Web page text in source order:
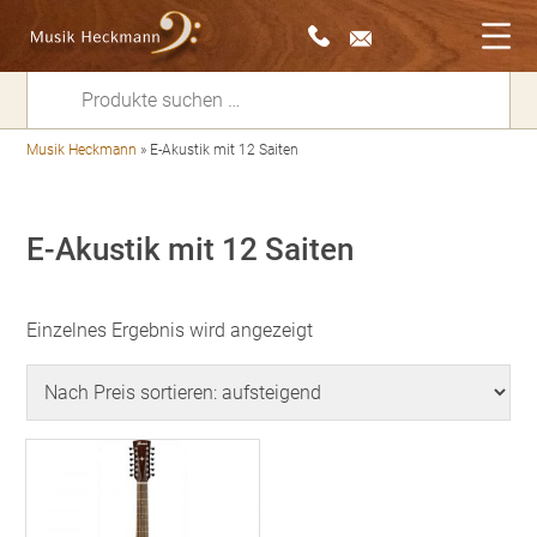
Musik Heckmann » E-Akustik mit 12 Saiten
E-Akustik mit 12 Saiten
Einzelnes Ergebnis wird angezeigt